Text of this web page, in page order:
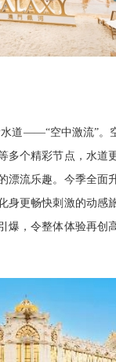
道——“空中激流”。
多个精彩节点，水道
漂流乐趣。今季全面
身更畅快刺激的动感
爆，令整体体验再创